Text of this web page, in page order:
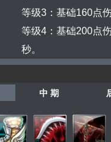
等级3：基础160点
等级4：基础200点
秒。
中 期